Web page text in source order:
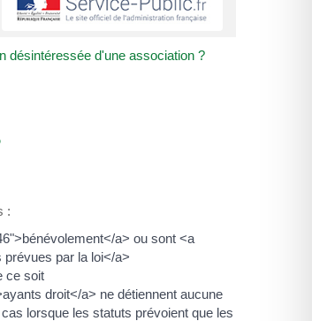
désintéressée d'une association ?
:
a> ou sont <a
par la loi</a>
ce soit
droit</a> ne détiennent aucune
lorsque les statuts prévoient que les